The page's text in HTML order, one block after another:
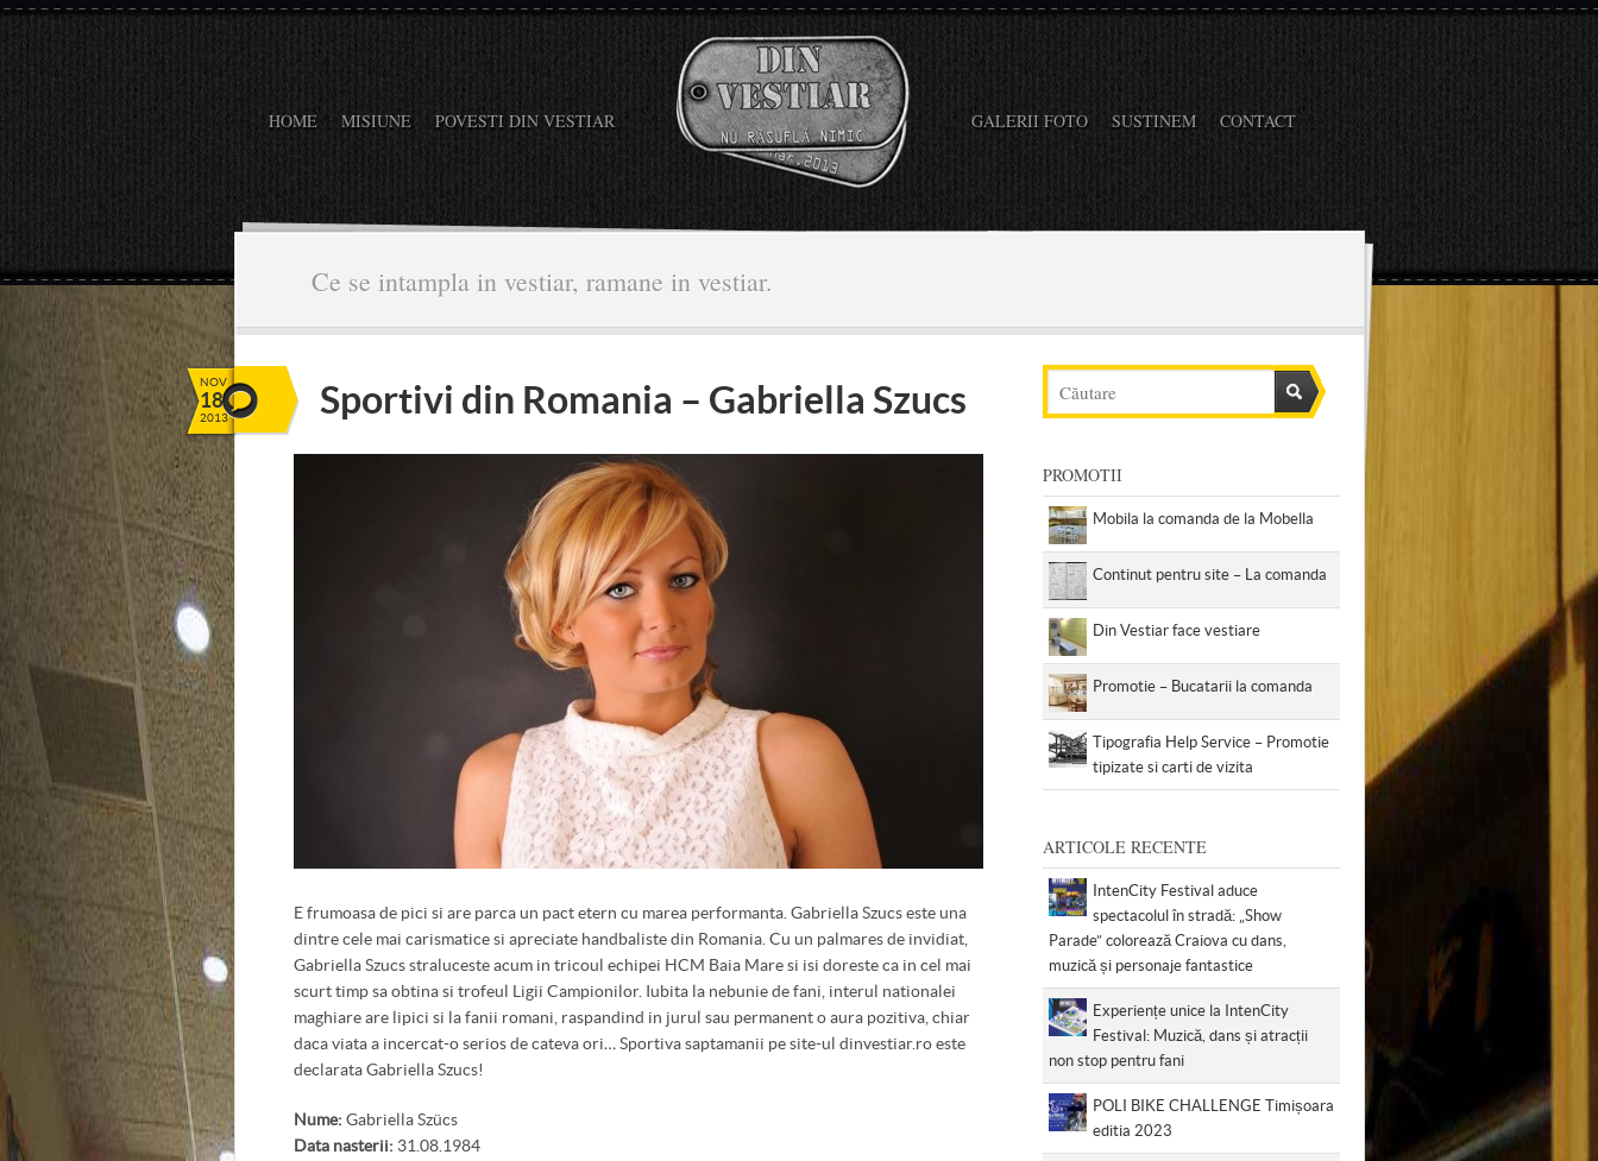
HOME MISIUNE POVESTI DIN VESTIAR GALERII FOTO SUSTINEM CONTACT
Ce se intampla in vestiar, ramane in vestiar.
NOV
18
2013 Sportivi din Romania – Gabriella Szucs
E frumoasa de pici si are parca un pact etern cu marea performanta. Gabriella Szucs este una
dintre cele mai carismatice si apreciate handbaliste din Romania. Cu un palmares de invidiat,
Gabriella Szucs straluceste acum in tricoul echipei HCM Baia Mare si isi doreste ca in cel mai
scurt timp sa obtina si trofeul Ligii Campionilor. Iubita la nebunie de fani, interul nationalei
maghiare are lipici si la fanii romani, raspandind in jurul sau permanent o aura pozitiva, chiar
daca viata a incercat-o serios de cateva ori… Sportiva saptamanii pe site-ul dinvestiar.ro este
declarata Gabriella Szucs!
Nume: Gabriella Szücs
Data nasterii: 31.08.1984
PROMOTII
Mobila la comanda de la Mobella
Continut pentru site – La comanda
Din Vestiar face vestiare
Promotie – Bucatarii la comanda
Tipografia Help Service – Promotie
tipizate si carti de vizita
ARTICOLE RECENTE
IntenCity Festival aduce
spectacolul în stradă: „Show
Parade” colorează Craiova cu dans,
muzică și personaje fantastice
Experiențe unice la IntenCity
Festival: Muzică, dans și atracții
non stop pentru fani
POLI BIKE CHALLENGE Timișoara
editia 2023